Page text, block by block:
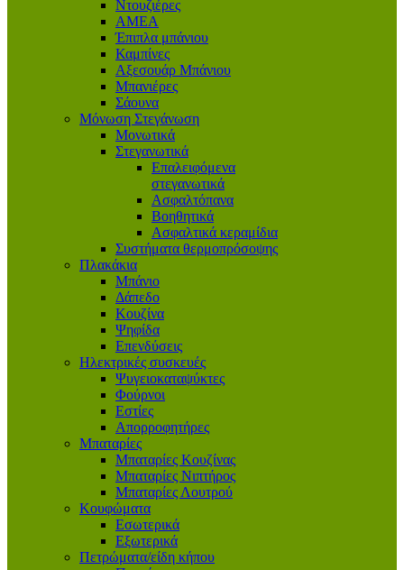
Ντουζιέρες
ΑΜΕΑ
Έπιπλα μπάνιου
Καμπίνες
Αξεσουάρ Μπάνιου
Μπανιέρες
Σάουνα
Μόνωση Στεγάνωση
Μονωτικά
Στεγανωτικά
Επαλειφόμενα
στεγανωτικά
Ασφαλτόπανα
Βοηθητικά
Ασφαλτικά κεραμίδια
Συστήματα θερμοπρόσοψης
Πλακάκια
Μπάνιο
Δάπεδο
Κουζίνα
Ψηφίδα
Επενδύσεις
Ηλεκτρικές συσκευές
Ψυγειοκαταψύκτες
Φούρνοι
Εστίες
Απορροφητήρες
Μπαταρίες
Μπαταρίες Κουζίνας
Μπαταρίες Νιπτήρος
Μπαταρίες Λουτρού
Κουφώματα
Εσωτερικά
Εξωτερικά
Πετρώματα/είδη κήπου